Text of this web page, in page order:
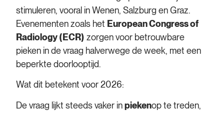
stimuleren, vooral in Wenen, Salzburg en Graz.
Evenementen zoals het European Congress of
Radiology (ECR) zorgen voor betrouwbare
pieken in de vraag halverwege de week, met een
beperkte doorlooptijd.
Wat dit betekent voor 2026:
De vraag lijkt steeds vaker inpiekenop te treden,